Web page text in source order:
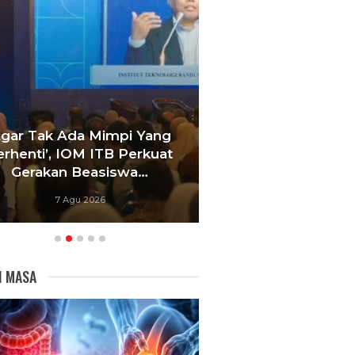
Tak Ada Mimpi Yang
IOM ITB Perkuat
Gerakan Beasiswa…
7 Agu 2026
MASA